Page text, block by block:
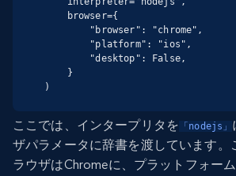
)
ここでは、インタープリタを 「nodejs」
ザパラメータに辞書を渡しています。
ラウザはChromeに、プラットフォー